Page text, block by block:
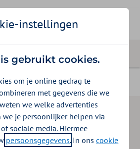
instellingen
overeenkomst
instellingen 2026
instellingen
gebruikt cookies.
om je online gedrag te
met gegevens die we
we welke advertenties
we je persoonlijker helpen via
sociale media. Hiermee
persoonsgegevens. In onscookie